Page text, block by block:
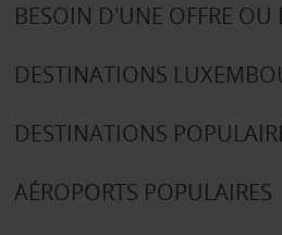
BESOIN D'UNE OFFRE OU
DESTINATIONS
DESTINATIONS
AÉROPORTS POPULAIRES